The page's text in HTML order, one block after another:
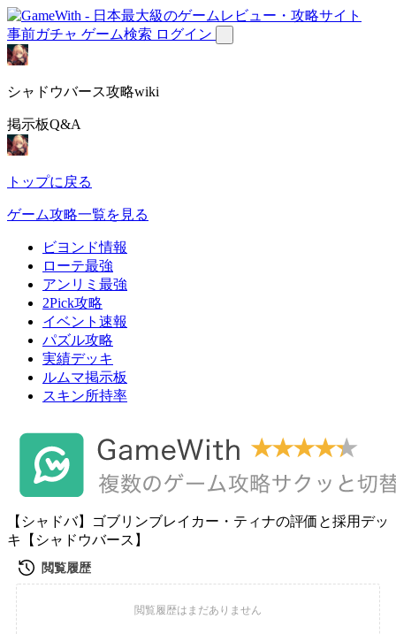
事前ガチャ ゲーム検索 ログイン
シャドウバース攻略wiki
掲示板Q&A
トップに戻る
ゲーム攻略一覧を見る
ビヨンド情報
ローテ最強
アンリミ最強
2Pick攻略
イベント速報
パズル攻略
実績デッキ
ルムマ掲示板
スキン所持率
【シャドバ】ゴブリンブレイカー・ティナの評価と採用デッ
キ【シャドウバース】